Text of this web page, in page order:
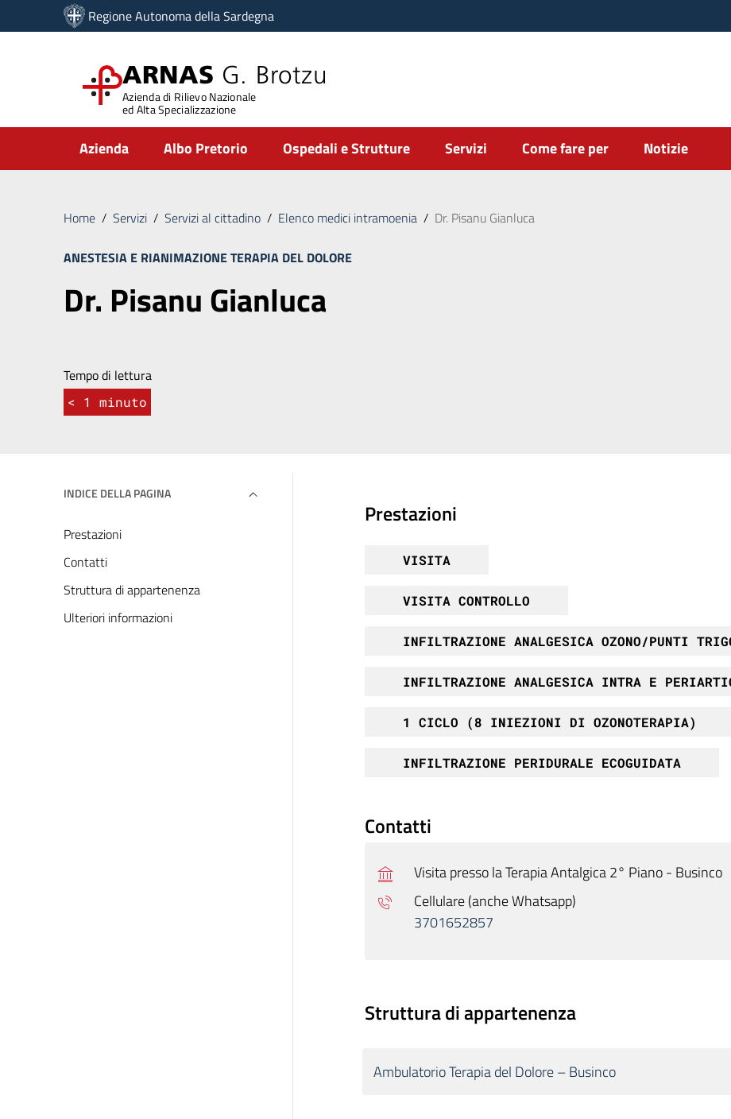
Vai ai contenuti
Vai al menu di navigazione
Regione Autonoma della Sardegna
ARNAS G. Brotzu
Azienda di Rilievo Nazionale
ed Alta Specializzazione
Submenu
Azienda Albo Pretorio Ospedali e Strutture Servizi Come fare per Notizie
Home / Servizi / Servizi al cittadino / Elenco medici intramoenia / Dr. Pisanu Gianluca
ANESTESIA E RIANIMAZIONETERAPIA DEL DOLORE
Dr. Pisanu Gianluca
Tempo di lettura
< 1 minuto
INDICE DELLA PAGINA
Prestazioni
Contatti
Struttura di appartenenza
Ulteriori informazioni
Prestazioni
VISITA
VISITA CONTROLLO
INFILTRAZIONE ANALGESICA OZONO/PUNTI
INFILTRAZIONE ANALGESICA INTRA E
1 CICLO (8 INIEZIONI DI OZONOTERAPIA)
INFILTRAZIONE PERIDURALE ECOGUIDATA
Contatti
Visita presso la Terapia Antalgica 2° Piano - Businco
Cellulare (anche Whatsapp)
3701652857
Struttura di appartenenza
Ambulatorio Terapia del Dolore – Businco